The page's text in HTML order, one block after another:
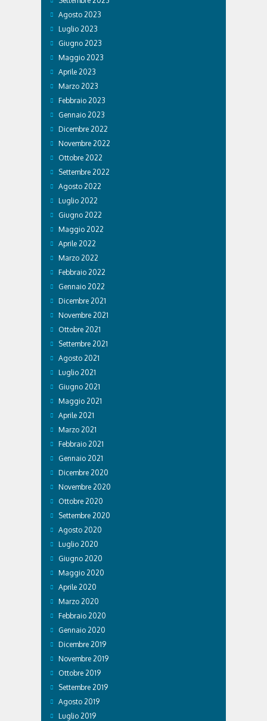
Agosto 2023
Luglio 2023
Giugno 2023
Maggio 2023
Aprile 2023
Marzo 2023
Febbraio 2023
Gennaio 2023
Dicembre 2022
Novembre 2022
Ottobre 2022
Settembre 2022
Agosto 2022
Luglio 2022
Giugno 2022
Maggio 2022
Aprile 2022
Marzo 2022
Febbraio 2022
Gennaio 2022
Dicembre 2021
Novembre 2021
Ottobre 2021
Settembre 2021
Agosto 2021
Luglio 2021
Giugno 2021
Maggio 2021
Aprile 2021
Marzo 2021
Febbraio 2021
Gennaio 2021
Dicembre 2020
Novembre 2020
Ottobre 2020
Settembre 2020
Agosto 2020
Luglio 2020
Giugno 2020
Maggio 2020
Aprile 2020
Marzo 2020
Febbraio 2020
Gennaio 2020
Dicembre 2019
Novembre 2019
Ottobre 2019
Settembre 2019
Agosto 2019
Luglio 2019